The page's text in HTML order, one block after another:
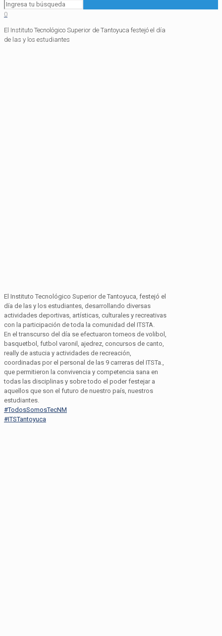
0
El Instituto Tecnológico Superior de Tantoyuca festejó el día
de las y los estudiantes
El Instituto Tecnológico Superior de Tantoyuca, festejó el
día de las y los estudiantes, desarrollando diversas
actividades deportivas, artísticas, culturales y recreativas
con la participación de toda la comunidad del ITSTA.
En el transcurso del día se efectuaron torneos de volibol,
basquetbol, futbol varonil, ajedrez, concursos de canto,
really de astucia y actividades de recreación,
coordinadas por el personal de las 9 carreras del ITSTa.,
que permitieron la convivencia y competencia sana en
todas las disciplinas y sobre todo el poder festejar a
aquellos que son el futuro de nuestro país, nuestros
estudiantes.
#TodosSomosTecNM
#ITSTantoyuca